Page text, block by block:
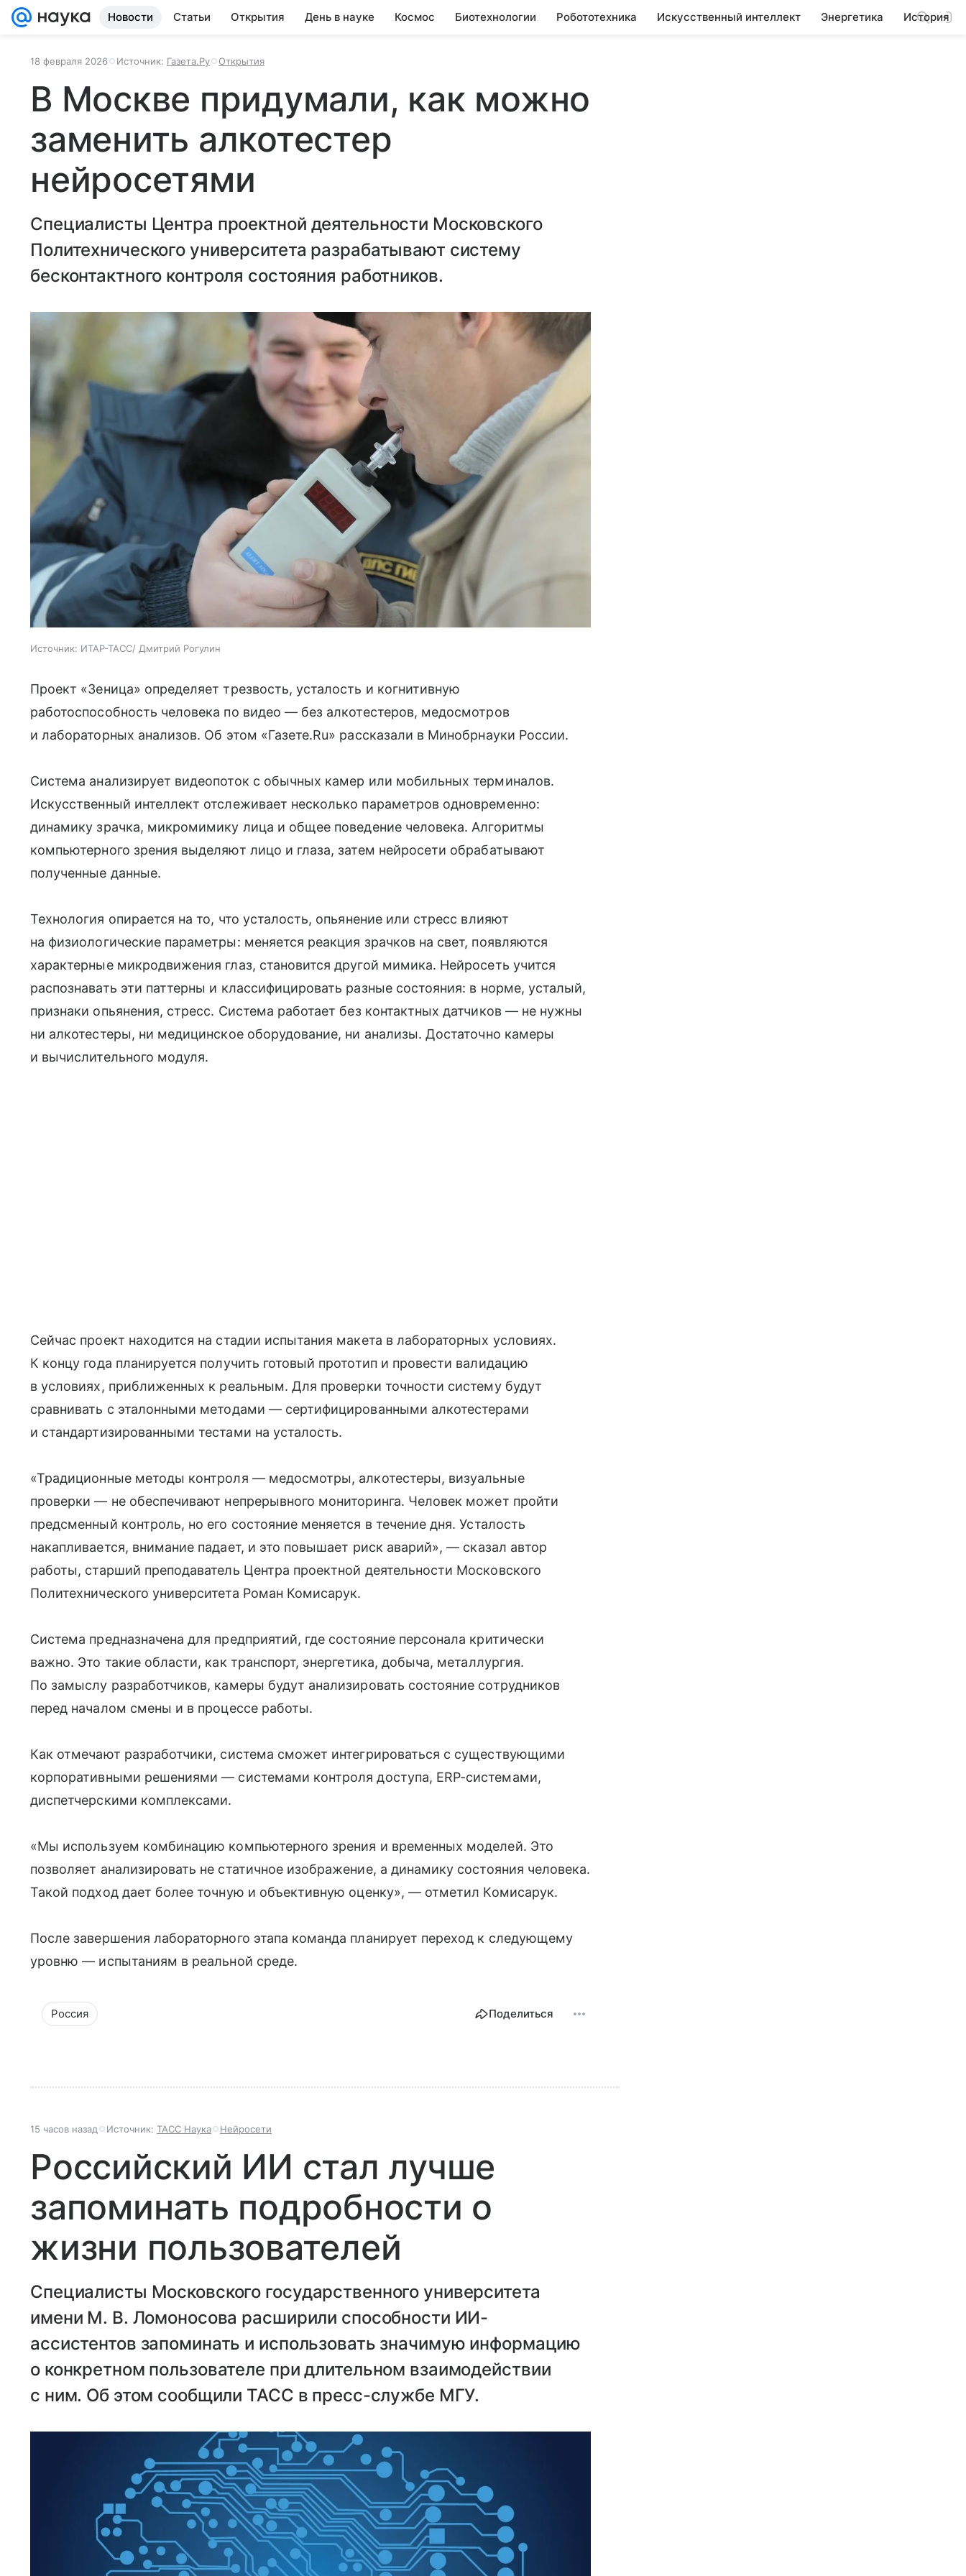
Новости Статьи Открытия День в науке Космос Биотехнологии Робототехника Искусственный интеллект Энергетика История
18 февраля 2026 Источник: Газета.Ру Открытия
В Москве придумали, как можно
заменить алкотестер
нейросетями
Специалисты Центра проектной деятельности Московского
Политехнического университета разрабатывают систему
бесконтактного контроля состояния работников.
Источник: ИТАР-ТАСС/ Дмитрий Рогулин
Проект «Зеница» определяет трезвость, усталость и когнитивную
работоспособность человека по видео — без алкотестеров, медосмотров
и лабораторных анализов. Об этом «Газете.Ru» рассказали в Минобрнауки России.
Система анализирует видеопоток с обычных камер или мобильных терминалов.
Искусственный интеллект отслеживает несколько параметров одновременно:
динамику зрачка, микромимику лица и общее поведение человека. Алгоритмы
компьютерного зрения выделяют лицо и глаза, затем нейросети обрабатывают
полученные данные.
Технология опирается на то, что усталость, опьянение или стресс влияют
на физиологические параметры: меняется реакция зрачков на свет, появляются
характерные микродвижения глаз, становится другой мимика. Нейросеть учится
распознавать эти паттерны и классифицировать разные состояния: в норме, усталый,
признаки опьянения, стресс. Система работает без контактных датчиков — не нужны
ни алкотестеры, ни медицинское оборудование, ни анализы. Достаточно камеры
и вычислительного модуля.
Сейчас проект находится на стадии испытания макета в лабораторных условиях.
К концу года планируется получить готовый прототип и провести валидацию
в условиях, приближенных к реальным. Для проверки точности систему будут
сравнивать с эталонными методами — сертифицированными алкотестерами
и стандартизированными тестами на усталость.
«Традиционные методы контроля — медосмотры, алкотестеры, визуальные
проверки — не обеспечивают непрерывного мониторинга. Человек может пройти
предсменный контроль, но его состояние меняется в течение дня. Усталость
накапливается, внимание падает, и это повышает риск аварий», — сказал автор
работы, старший преподаватель Центра проектной деятельности Московского
Политехнического университета Роман Комисарук.
Система предназначена для предприятий, где состояние персонала критически
важно. Это такие области, как транспорт, энергетика, добыча, металлургия.
По замыслу разработчиков, камеры будут анализировать состояние сотрудников
перед началом смены и в процессе работы.
Как отмечают разработчики, система сможет интегрироваться с существующими
корпоративными решениями — системами контроля доступа, ERP-системами,
диспетчерскими комплексами.
«Мы используем комбинацию компьютерного зрения и временных моделей. Это
позволяет анализировать не статичное изображение, а динамику состояния человека.
Такой подход дает более точную и объективную оценку», — отметил Комисарук.
После завершения лабораторного этапа команда планирует переход к следующему
уровню — испытаниям в реальной среде.
Россия Поделиться
15 часов назад Источник: ТАСС Наука Нейросети
Российский ИИ стал лучше
запоминать подробности о
жизни пользователей
Специалисты Московского государственного университета
имени М. В. Ломоносова расширили способности ИИ-
ассистентов запоминать и использовать значимую информацию
о конкретном пользователе при длительном взаимодействии
с ним. Об этом сообщили ТАСС в пресс-службе МГУ.